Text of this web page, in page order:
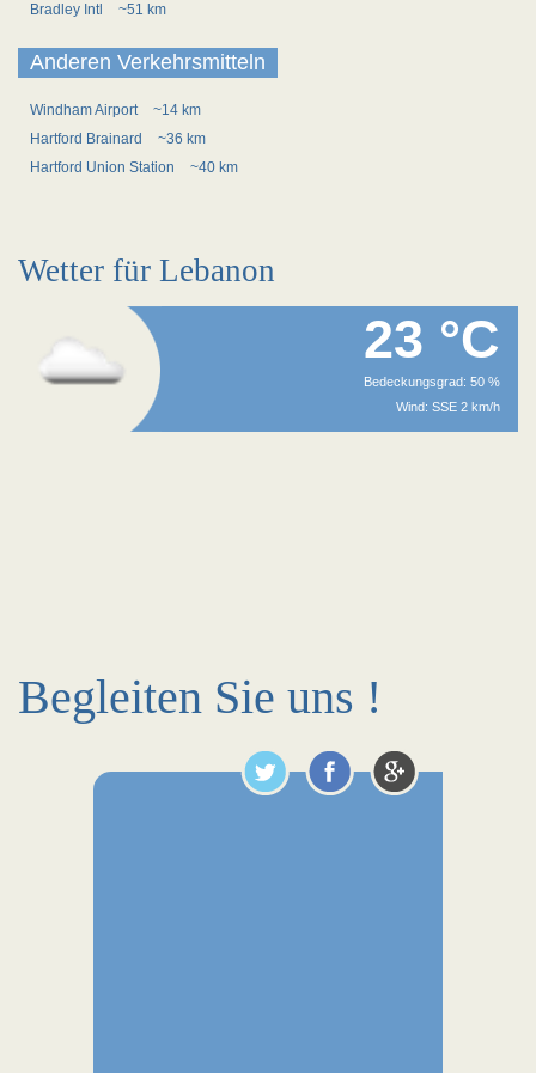
Bradley Intl ~51 km
Anderen Verkehrsmitteln
Windham Airport
~14 km
Hartford Brainard
~36 km
Hartford Union Station
~40 km
Wetter für Lebanon
23 °C
Bedeckungsgrad: 50 %
Wind: SSE 2 km/h
Begleiten Sie uns !